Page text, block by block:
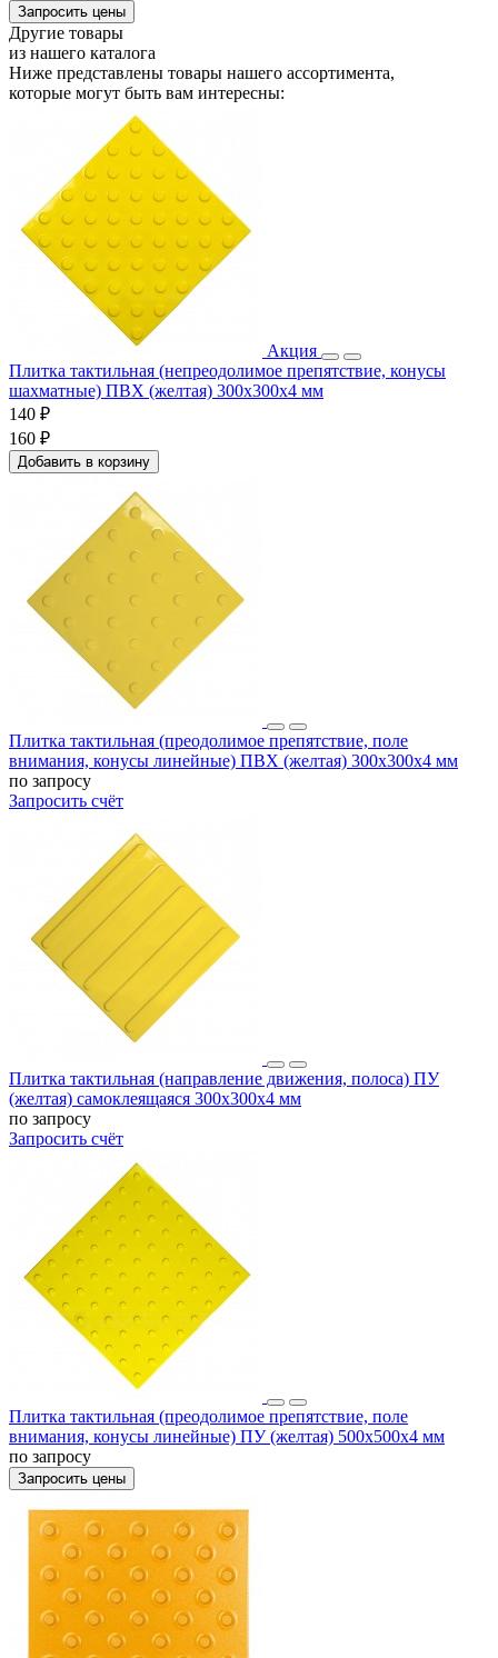
Запросить цены
Другие товары
из нашего каталога
Ниже представлены товары нашего ассортимента,
которые могут быть вам интересны:
Акция
Плитка тактильная (непреодолимое препятствие, конусы
шахматные) ПВХ (желтая) 300х300х4 мм
140 ₽
160 ₽
Добавить в корзину
Плитка тактильная (преодолимое препятствие, поле
внимания, конусы линейные) ПВХ (желтая) 300х300х4 мм
по запросу
Запросить счёт
Плитка тактильная (направление движения, полоса) ПУ
(желтая) самоклеящаяся 300х300х4 мм
по запросу
Запросить счёт
Плитка тактильная (преодолимое препятствие, поле
внимания, конусы линейные) ПУ (желтая) 500x500x4 мм
по запросу
Запросить цены